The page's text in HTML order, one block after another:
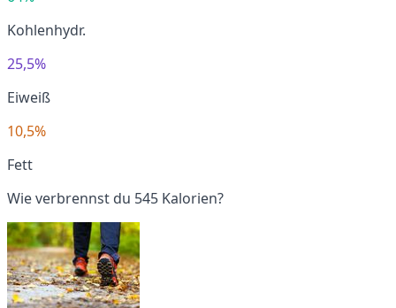
Kohlenhydr.
25,5%
Eiweiß
10,5%
Fett
Wie verbrennst du 545 Kalorien?